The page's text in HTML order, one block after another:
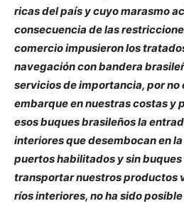
ricas del país y cuyo marasmo
consecuencia de las
comercio impusieron los
navegación con bandera
servicios de importancia, por
embarque en nuestras costas y
esos buques brasileños la
interiores que desembocan en
puertos habilitados y sin
transportar nuestros productos
ríos interiores, no ha sido